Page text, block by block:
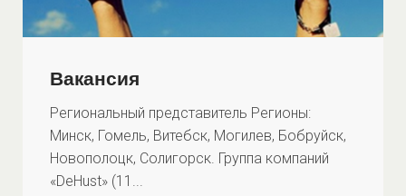
Вакансия
Региональный представитель Регионы:
Минск, Гомель, Витебск, Могилев, Бобруйск,
Новополоцк, Солигорск. Группа компаний
«DeHust» (11...